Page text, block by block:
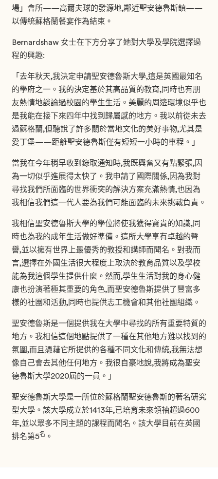
場」會所——高爾夫球的發源地,鄰近聖安德魯斯鎮——
以傳統蘇格蘭餐宴作為結束。
Bernardshaw 女士在下方分享了她對大學及學院選擇過
程的興趣:
「去年秋天,我決定申請聖安德魯斯大學,這是英國最知名
的學府之一。我的決定基於其高品質的教育,同時也有朋
友熱情地談論過校園的學生生活。美麗的周邊環境似乎也
是我能在接下來四年中找到歸屬感的地方。我以前從未去
過蘇格蘭,但聽說了許多關於當地文化的美好事物,尤其是
愛丁堡——距離聖安德魯斯僅有短短一小時的車程。」
當我在今年稍早收到錄取通知時,我既興奮又有點緊張,因
為一切似乎進展得太快了。我申請了國際關係,因為我對
尋找我們所面臨的世界衝突的解決方案充滿熱情,也因為
我相信我們這一代人要為我們可能面臨的未來挑戰負責。
我相信聖安德魯斯大學的學位將使我獲得寶貴的知識,同
時也為我的成年生活做好準備。這所大學享有卓越的聲
譽,並以擁有世界上最優秀的教授和講師而聞名。對我而
言,選擇在外國生活很大程度上取決於教育品質以及學校
能為我這個學生提供什麼。然而,學生生活對我的身心健
康也扮演著極其重要的角色,而聖安德魯斯提供了豐富多
樣的社團和活動,同時也提供志工機會和其他社團組織。
聖安德魯斯是一個提供我在大學中尋找的所有重要特質的
地方。我相信這個地點提供了一種在其他地方難以找到的
氛圍,而且憑藉它所提供的各種不同文化和傳統,我無法想
像自己會去其他任何地方。我很自豪地說,我將成為聖安
德魯斯大學2020屆的一員。」
聖安德魯斯大學是一所位於蘇格蘭聖安德魯斯的著名研究
型大學。該大學成立於1413年,已培育未來領袖超過600
年,並以眾多不同主題的課程而聞名。該大學目前在英國
排名第5名 。